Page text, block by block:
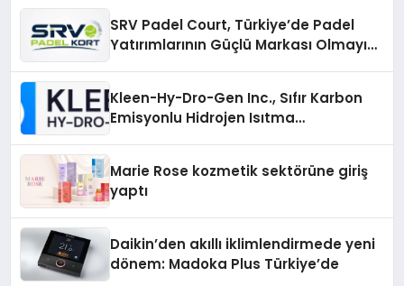
SRV Padel Court, Türkiye’de Padel
Yatırımlarının Güçlü Markası Olmayı
Kleen-Hy-Dro-Gen Inc., Sıfır Karbon
Emisyonlu Hidrojen Isıtma
Marie Rose kozmetik sektörüne giriş
yaptı
Daikin’den akıllı iklimlendirmede yeni
dönem: Madoka Plus Türkiye’de